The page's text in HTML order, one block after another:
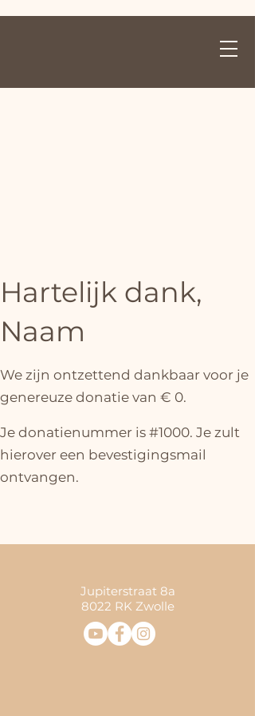
Hartelijk dank,
Naam
We zijn ontzettend dankbaar voor je
genereuze donatie van € 0.
Je donatienummer is #1000. Je zult
hierover een bevestigingsmail
ontvangen.
Jupiterstraat 8a
8022 RK Zwolle